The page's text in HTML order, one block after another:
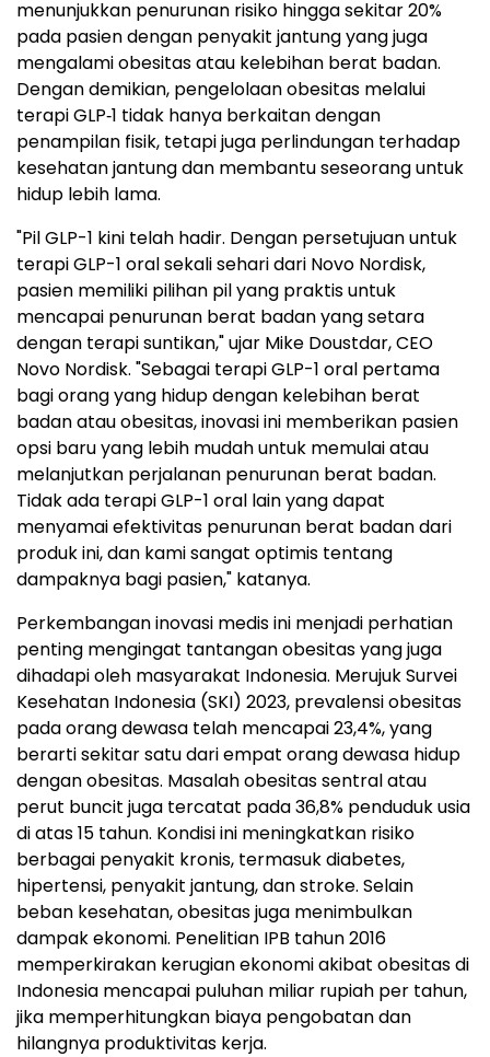
menunjukkan penurunan risiko hingga sekitar 20%
pada pasien dengan penyakit jantung yang juga
mengalami obesitas atau kelebihan berat badan.
Dengan demikian, pengelolaan obesitas melalui
terapi GLP‑1 tidak hanya berkaitan dengan
penampilan fisik, tetapi juga perlindungan terhadap
kesehatan jantung dan membantu seseorang untuk
hidup lebih lama.
"Pil GLP-1 kini telah hadir. Dengan persetujuan untuk
terapi GLP-1 oral sekali sehari dari Novo Nordisk,
pasien memiliki pilihan pil yang praktis untuk
mencapai penurunan berat badan yang setara
dengan terapi suntikan," ujar Mike Doustdar, CEO
Novo Nordisk. "Sebagai terapi GLP-1 oral pertama
bagi orang yang hidup dengan kelebihan berat
badan atau obesitas, inovasi ini memberikan pasien
opsi baru yang lebih mudah untuk memulai atau
melanjutkan perjalanan penurunan berat badan.
Tidak ada terapi GLP-1 oral lain yang dapat
menyamai efektivitas penurunan berat badan dari
produk ini, dan kami sangat optimis tentang
dampaknya bagi pasien," katanya.
Perkembangan inovasi medis ini menjadi perhatian
penting mengingat tantangan obesitas yang juga
dihadapi oleh masyarakat Indonesia. Merujuk Survei
Kesehatan Indonesia (SKI) 2023, prevalensi obesitas
pada orang dewasa telah mencapai 23,4%, yang
berarti sekitar satu dari empat orang dewasa hidup
dengan obesitas. Masalah obesitas sentral atau
perut buncit juga tercatat pada 36,8% penduduk usia
di atas 15 tahun. Kondisi ini meningkatkan risiko
berbagai penyakit kronis, termasuk diabetes,
hipertensi, penyakit jantung, dan stroke. Selain
beban kesehatan, obesitas juga menimbulkan
dampak ekonomi. Penelitian IPB tahun 2016
memperkirakan kerugian ekonomi akibat obesitas di
Indonesia mencapai puluhan miliar rupiah per tahun,
jika memperhitungkan biaya pengobatan dan
hilangnya produktivitas kerja.